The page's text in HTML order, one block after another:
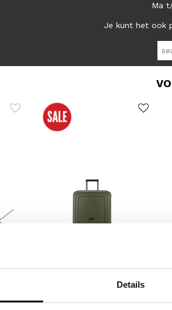
Details
Ma
Je kunt het ook
/
koffer / trolley /
reiskoffer 75 cm (large)